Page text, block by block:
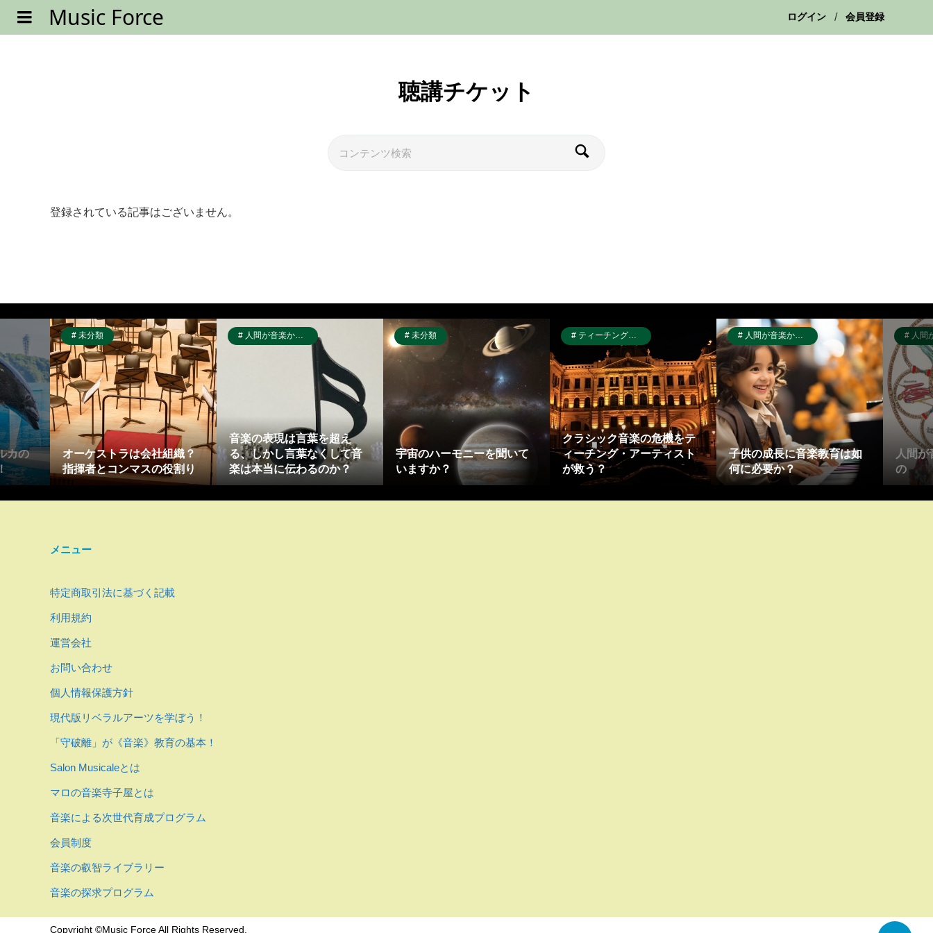
Music Force ログイン 会員登録
聴講チケット
登録されている記事はございません。
カの
未分類
オーケストラは会社組織？
指揮者とコンマスの役割り
人間が音楽から受け取るもの
音楽の表現は言葉を超え
る、しかし言葉なくして音
楽は本当に伝わるのか？
未分類
宇宙のハーモニーを聞いて
いますか？
ティーチング・アーティスト(ＴＡ)
クラシック音楽の危機をテ
ィーチング・アーティスト
が救う？
人間が音楽から受け取るもの
子供の成長に音楽教育は如
何に必要か？
人間が音
人間が
の
メニュー
特定商取引法に基づく記載
利用規約
運営会社
お問い合わせ
個人情報保護方針
現代版リベラルアーツを学ぼう！
「守破離」が《音楽》教育の基本！
Salon Musicaleとは
マロの音楽寺子屋とは
音楽による次世代育成プログラム
会員制度
音楽の叡智ライブラリー
音楽の探求プログラム
Copyright ©Music Force All Rights Reserved.